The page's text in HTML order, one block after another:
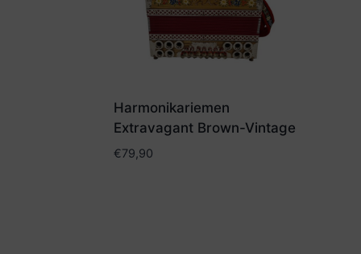
Harmonikariemen
Extravagant Brown-Vintage
€79,90